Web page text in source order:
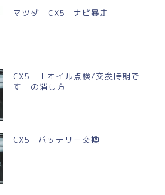
マツダ CX5 ナビ暴走
CX5 「オイル点検/交換時期で
す」の消し方
CX5 バッテリー交換